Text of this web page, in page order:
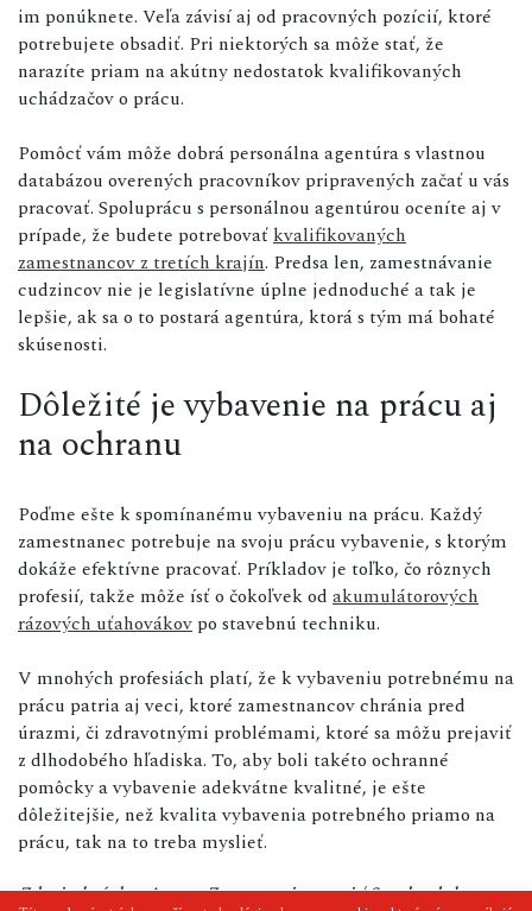
im ponúknete. Veľa závisí aj od pracovných pozícií, ktoré
potrebujete obsadiť. Pri niektorých sa môže stať, že
narazíte priam na akútny nedostatok kvalifikovaných
uchádzačov o prácu.
Pomôcť vám môže dobrá personálna agentúra s vlastnou
databázou overených pracovníkov pripravených začať u vás
pracovať. Spoluprácu s personálnou agentúrou oceníte aj v
prípade, že budete potrebovaťkvalifikovaných
zamestnancov z tretích krajín. Predsa len, zamestnávanie
cudzincov nie je legislatívne úplne jednoduché a tak je
lepšie, ak sa o to postará agentúra, ktorá s tým má bohaté
skúsenosti.
Dôležité je vybavenie na prácu aj
na ochranu
Poďme ešte k spomínanému vybaveniu na prácu. Každý
zamestnanec potrebuje na svoju prácu vybavenie, s ktorým
dokáže efektívne pracovať. Príkladov je toľko, čo rôznych
profesií, takže môže ísť o čokoľvek od akumulátorových
rázových uťahovákov po stavebnú techniku.
V mnohých profesiách platí, že k vybaveniu potrebnému na
prácu patria aj veci, ktoré zamestnancov chránia pred
úrazmi, či zdravotnými problémami, ktoré sa môžu prejaviť
z dlhodobého hľadiska. To, aby boli takéto ochranné
pomôcky a vybavenie adekvátne kvalitné, je ešte
dôležitejšie, než kvalita vybavenia potrebného priamo na
prácu, tak na to treba myslieť.
Zdroj obrázka: Autor: Zamrznuti tonovi / Stock.adobe.com